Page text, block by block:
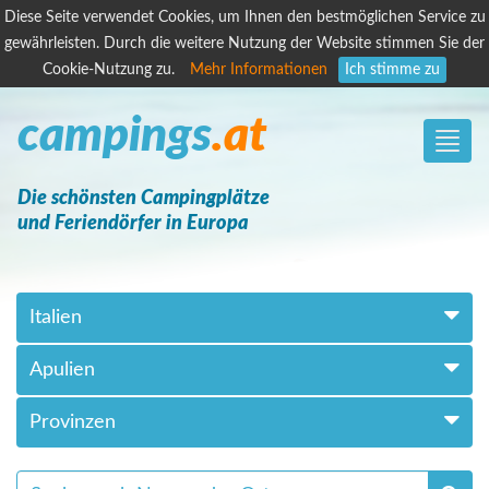
Diese Seite verwendet Cookies, um Ihnen den bestmöglichen Service zu
gewährleisten. Durch die weitere Nutzung der Website stimmen Sie der
Cookie-Nutzung zu.
Mehr Informationen Ich stimme zu
Toggle
campings.at
Die schönsten Campingplätze
und Feriendörfer in Europa
Italien
Apulien
Provinzen